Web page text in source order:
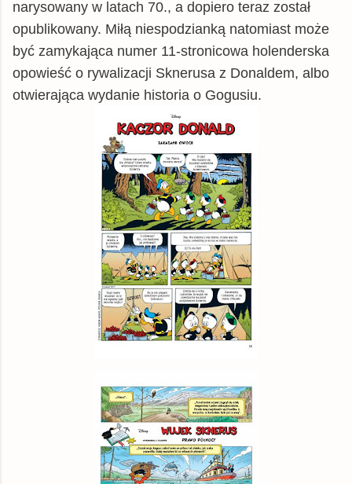
narysowany w latach 70., a dopiero teraz został
opublikowany. Miłą niespodzianką natomiast może
być zamykająca numer 11-stronicowa holenderska
opowieść o rywalizacji Sknerusa z Donaldem, albo
otwierająca wydanie historia o Gogusiu.